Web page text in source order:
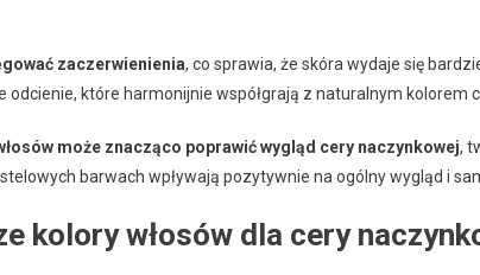
zaczerwienienia, co sprawia, że skóra wydaje się
które harmonijnie współgrają z naturalnym kolorem
może znacząco poprawić wygląd cery naczynkowej,
barwach wpływają pozytywnie na ogólny wygląd i
kolory włosów dla cery